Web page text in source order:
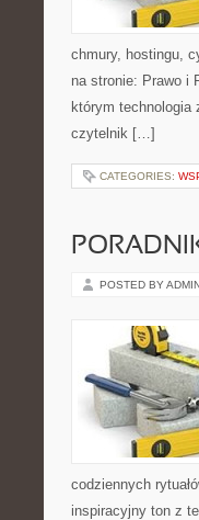
chmury, hostingu,
na stronie: Prawo i
którym technologia
czytelnik […]
CATEGORIES:
POSTED BY
codziennych
inspiracyjny ton z